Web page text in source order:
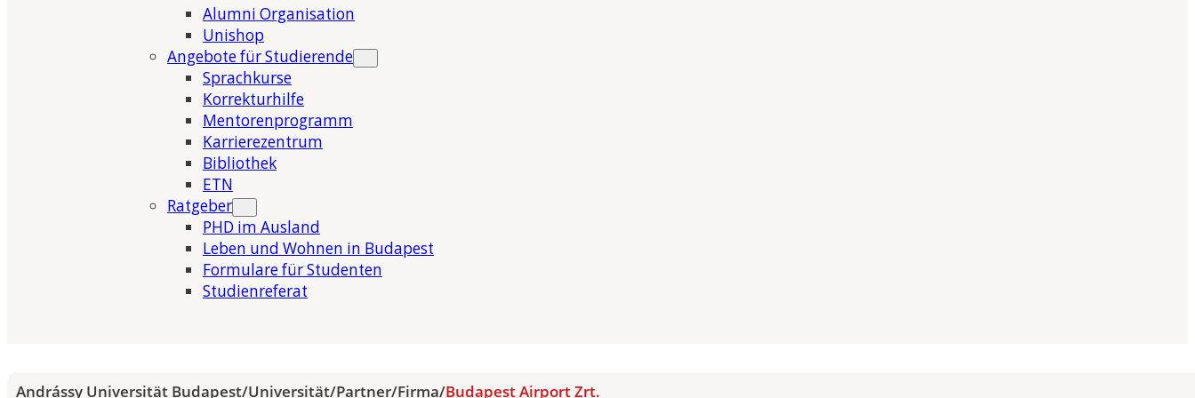
Alumni Organisation
Unishop
Angebote für Studierende
Sprachkurse
Korrekturhilfe
Mentorenprogramm
Karrierezentrum
Bibliothek
ETN
Ratgeber
PHD im Ausland
Leben und Wohnen in Budapest
Formulare für Studenten
Studienreferat
Andrássy Universität Budapest/Universität/Partner/Firma/Budapest Airport Zrt.